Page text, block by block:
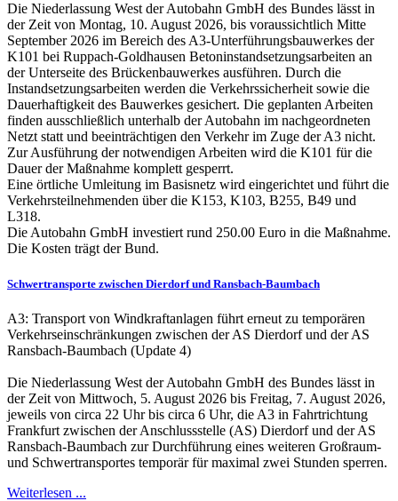
Die Niederlassung West der Autobahn GmbH des Bundes lässt in
der Zeit von Montag, 10. August 2026, bis voraussichtlich Mitte
September 2026 im Bereich des A3-Unterführungsbauwerkes der
K101 bei Ruppach-Goldhausen Betoninstandsetzungsarbeiten an
der Unterseite des Brückenbauwerkes ausführen. Durch die
Instandsetzungsarbeiten werden die Verkehrssicherheit sowie die
Dauerhaftigkeit des Bauwerkes gesichert. Die geplanten Arbeiten
finden ausschließlich unterhalb der Autobahn im nachgeordneten
Netzt statt und beeinträchtigen den Verkehr im Zuge der A3 nicht.
Zur Ausführung der notwendigen Arbeiten wird die K101 für die
Dauer der Maßnahme komplett gesperrt.
Eine örtliche Umleitung im Basisnetz wird eingerichtet und führt die
Verkehrsteilnehmenden über die K153, K103, B255, B49 und
L318.
Die Autobahn GmbH investiert rund 250.00 Euro in die Maßnahme.
Die Kosten trägt der Bund.
Schwertransporte zwischen Dierdorf und Ransbach-Baumbach
A3: Transport von Windkraftanlagen führt erneut zu temporären
Verkehrseinschränkungen zwischen der AS Dierdorf und der AS
Ransbach-Baumbach (Update 4)
Die Niederlassung West der Autobahn GmbH des Bundes lässt in
der Zeit von Mittwoch, 5. August 2026 bis Freitag, 7. August 2026,
jeweils von circa 22 Uhr bis circa 6 Uhr, die A3 in Fahrtrichtung
Frankfurt zwischen der Anschlussstelle (AS) Dierdorf und der AS
Ransbach-Baumbach zur Durchführung eines weiteren Großraum-
und Schwertransportes temporär für maximal zwei Stunden sperren.
Weiterlesen ...